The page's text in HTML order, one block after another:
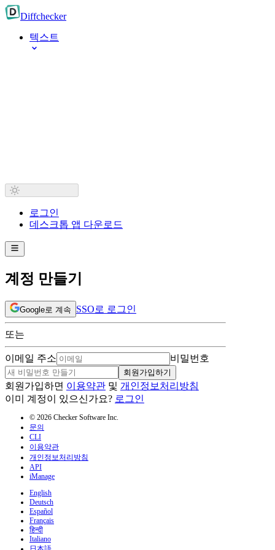
Diffchecker
텍스트
로그인
데스크톱 앱 다운로드
계정 만들기
Google로 계속 SSO로 로그인
또는
이메일 주소 비밀번호
회원가입하기
회원가입하면 이용약관 및 개인정보처리방침
이미 계정이 있으신가요? 로그인
© 2026 Checker Software Inc.
문의
CLI
이용약관
개인정보처리방침
API
iManage
English
Deutsch
Español
Français
हिन्दी
Italiano